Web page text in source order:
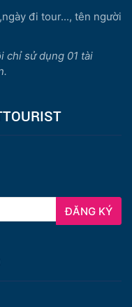
đi tour..., tên người
chỉ sử dụng 01 tài
ĐĂNG KÝ